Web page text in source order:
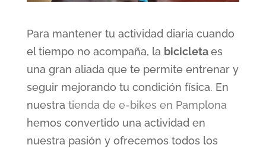
Para mantener tu actividad diaria cuando
el tiempo no acompaña, la bicicletaes
una gran aliada que te permite entrenar y
seguir mejorando tu condición física. En
nuestra tienda de e-bikes en Pamplona
hemos convertido una actividad en
nuestra pasión y ofrecemos todos los